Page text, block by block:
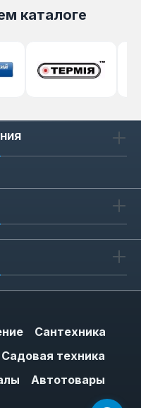
каталоге
Сантехника
Садовая техника
Автотовары